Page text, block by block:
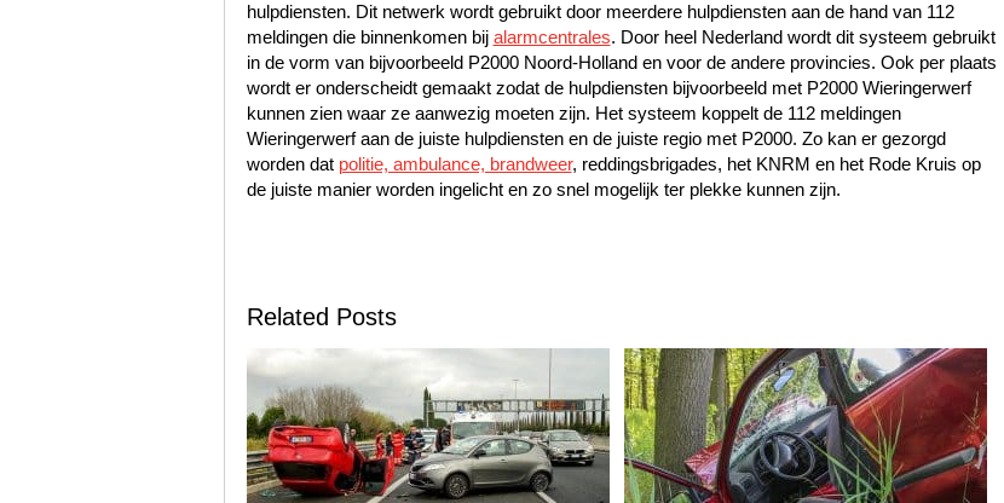
hulpdiensten. Dit netwerk wordt gebruikt door meerdere hulpdiensten aan de hand van 112
meldingen die binnenkomen bij alarmcentrales. Door heel Nederland wordt dit systeem gebruikt
in de vorm van bijvoorbeeld P2000 Noord-Holland en voor de andere provincies. Ook per plaats
wordt er onderscheidt gemaakt zodat de hulpdiensten bijvoorbeeld met P2000 Wieringerwerf
kunnen zien waar ze aanwezig moeten zijn. Het systeem koppelt de 112 meldingen
Wieringerwerf aan de juiste hulpdiensten en de juiste regio met P2000. Zo kan er gezorgd
worden dat politie, ambulance, brandweer, reddingsbrigades, het KNRM en het Rode Kruis op
de juiste manier worden ingelicht en zo snel mogelijk ter plekke kunnen zijn.
Related Posts